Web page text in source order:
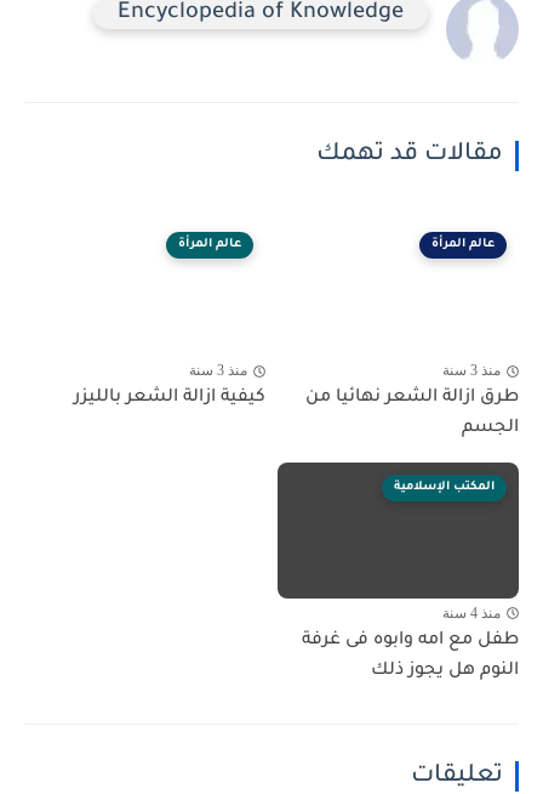
Encyclopedia of Knowledge
مقالات قد تهمك
عالم المرأة
منذ 3 سنة
طرق ازالة الشعر نهائيا من
الجسم
عالم المرأة
منذ 3 سنة
كيفية ازالة الشعر بالليزر
المكتب الإسلامية
منذ 4 سنة
طفل مع امه وابوه فى غرفة
النوم هل يجوز ذلك
تعليقات